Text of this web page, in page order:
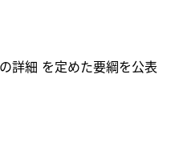
詳細 を定めた要綱を公表